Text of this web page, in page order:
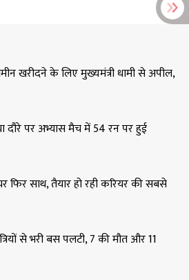
खरीदने के लिए मुख्यमंत्री धामी से अपील,
दौरे पर अभ्यास मैच में 54 रन पर हुई
फिर साथ, तैयार हो रही करियर की सबसे
से भरी बस पलटी, 7 की मौत और 11